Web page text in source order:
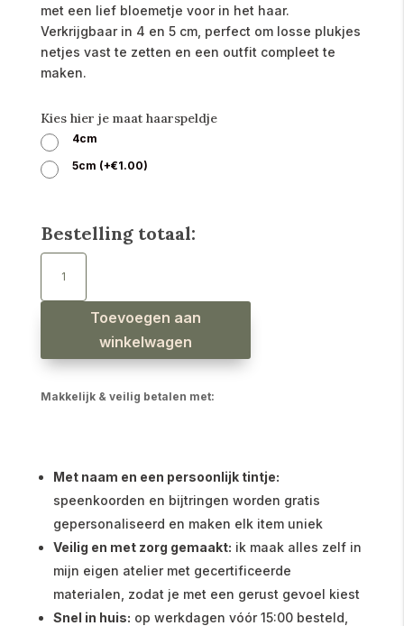
met een lief bloemetje voor in het haar.
Verkrijgbaar in 4 en 5 cm, perfect om losse plukjes
netjes vast te zetten en een outfit compleet te
maken.
Kies hier je maat haarspeldje
4cm
5cm (+€1.00)
Bestelling totaal:
Haarspeldjes
bloem
margriet
Toevoegen aan
winkelwagen
Makkelijk & veilig betalen met:
Met naam en een persoonlijk tintje:
speenkoorden en bijtringen worden gratis
gepersonaliseerd en maken elk item uniek
Veilig en met zorg gemaakt: ik maak alles zelf in
mijn eigen atelier met gecertificeerde
materialen, zodat je met een gerust gevoel kiest
Snel in huis: op werkdagen vóór 15:00 besteld,